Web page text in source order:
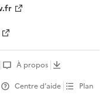
À propos
Centre d’aide
Plan